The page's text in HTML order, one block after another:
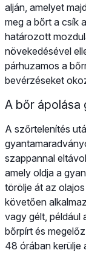
alján, amelyet
meg a bőrt a csík
határozott
növekedésével
párhuzamos a
bevérzéseket
A bőr ápolása
A szőrtelenítés
szappannal
amely oldja a
törölje át az
követően
vagy gélt, például
bőrpírt és
48 órában kerülje